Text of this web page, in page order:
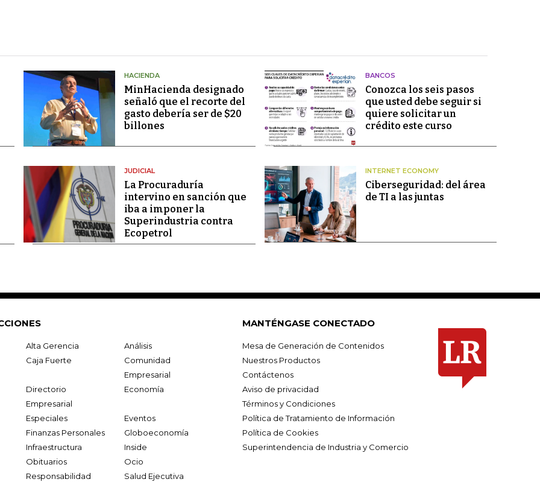
HACIENDA
MinHacienda designado
señaló que el recorte del
gasto debería ser de $20
billones
BANCOS
Conozca los seis pasos
que usted debe seguir si
quiere solicitar un
crédito este curso
JUDICIAL
La Procuraduría
intervino en sanción que
iba a imponer la
Superindustria contra
Ecopetrol
INTERNET ECONOMY
Ciberseguridad: del área
de TI a las juntas
Alta Gerencia
Análisis
Caja Fuerte
Comunidad
Empresarial
Directorio
Empresarial
Economía
Especiales
Eventos
Finanzas Personales
Globoeconomía
Infraestructura
Inside
Obituarios
Ocio
Responsabilidad
Salud Ejecutiva
MANTÉNGASE CONECTADO
Mesa de Generación de Contenidos
Nuestros Productos
Contáctenos
Aviso de privacidad
Términos y Condiciones
Política de Tratamiento de Información
Política de Cookies
Superintendencia de Industria y Comercio